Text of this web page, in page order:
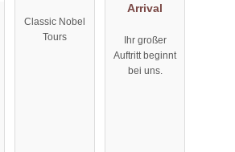
LWB
Classic Nobel
Tours
Arrival
Ihr großer
Auftritt beginnt
bei uns.